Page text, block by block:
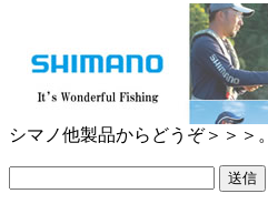
シマノ他製品からどうぞ＞＞＞。